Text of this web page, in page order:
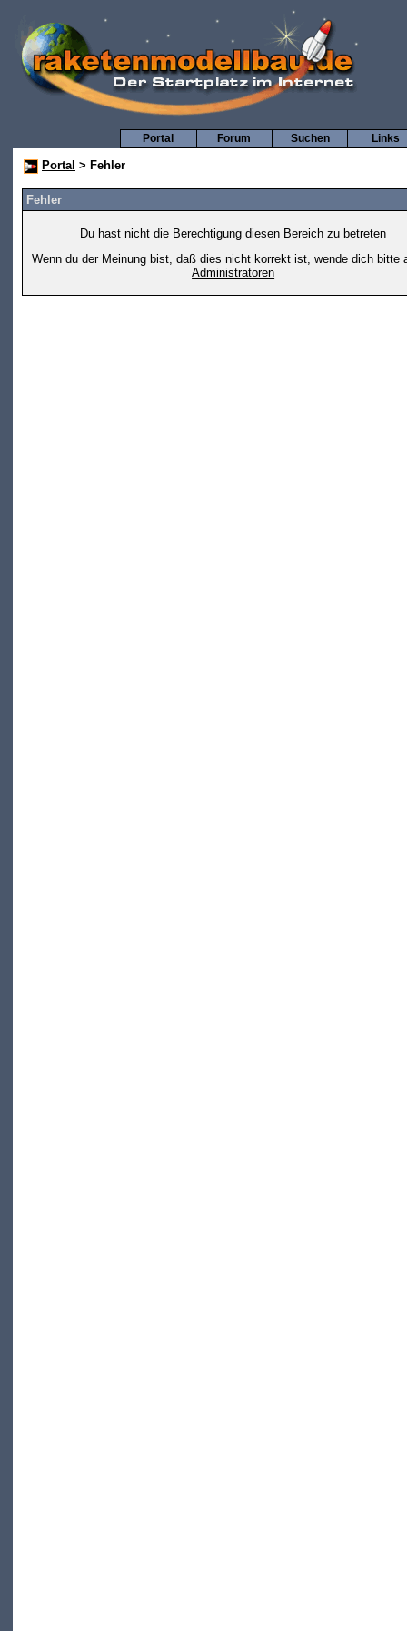
Links
Suchen
Forum
Portal
Portal > Fehler
Fehler
Du hast nicht die Berechtigung diesen Bereich zu betreten
Wenn du der Meinung bist, daß dies nicht korrekt ist, wende dich bitte
Administratoren